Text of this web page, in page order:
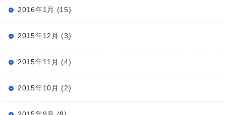
2016年1月 (15)
2015年12月 (3)
2015年11月 (4)
2015年10月 (2)